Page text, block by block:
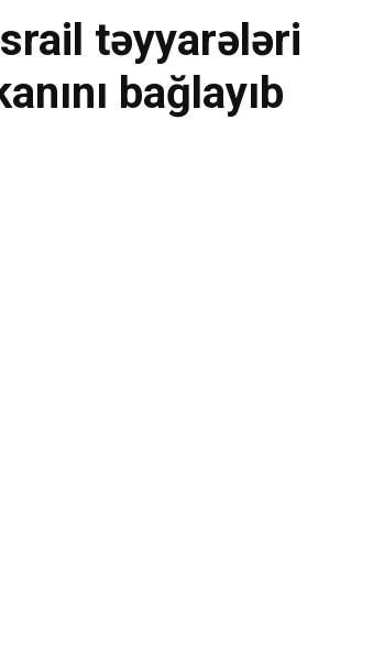
təyyarələri
bağlayıb